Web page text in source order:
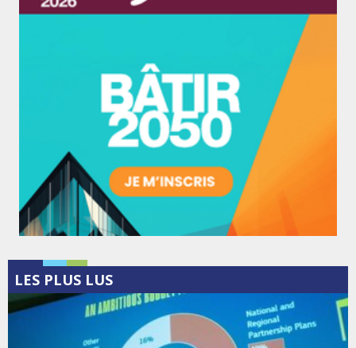
LES PLUS LUS